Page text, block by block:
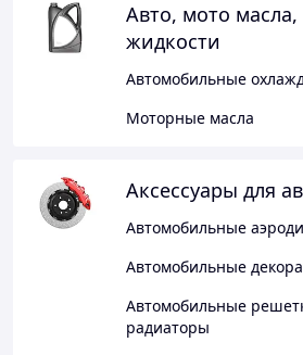
Авто, мото
жидкости
Автомобильные
Моторные масла
Аксессуары для
Автомобильные
Автомобильные
Автомобильные
радиаторы